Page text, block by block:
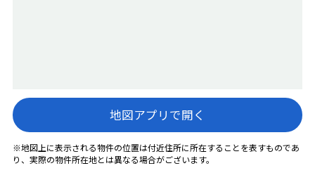
地図アプリで開く
※地図上に表示される物件の位置は付近住所に所在することを表すものであ
り、実際の物件所在地とは異なる場合がございます。